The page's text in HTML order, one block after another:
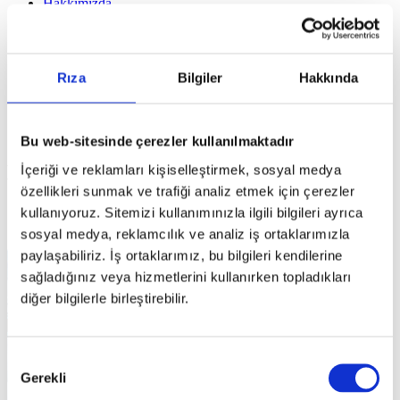
Rıza Bilgiler Hakkında
Bu web-sitesinde çerezler kullanılmaktadır
İçeriği ve reklamları kişiselleştirmek, sosyal medya
özellikleri sunmak ve trafiği analiz etmek için çerezler
kullanıyoruz. Sitemizi kullanımınızla ilgili bilgileri ayrıca
sosyal medya, reklamcılık ve analiz iş ortaklarımızla
paylaşabiliriz. İş ortaklarımız, bu bilgileri kendilerine
sağladığınız veya hizmetlerini kullanırken topladıkları
diğer bilgilerle birleştirebilir.
Seçimi
Gerekli
Hakkımızda
Türkçe
한국어
ERP’nin Açılımı Nedir?
Temmuz 22, 2024
Blog